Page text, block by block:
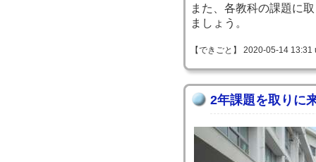
また、各教科の課題に
ましょう。
【できごと】 2020-05-14 13:31
2年課題を取りに